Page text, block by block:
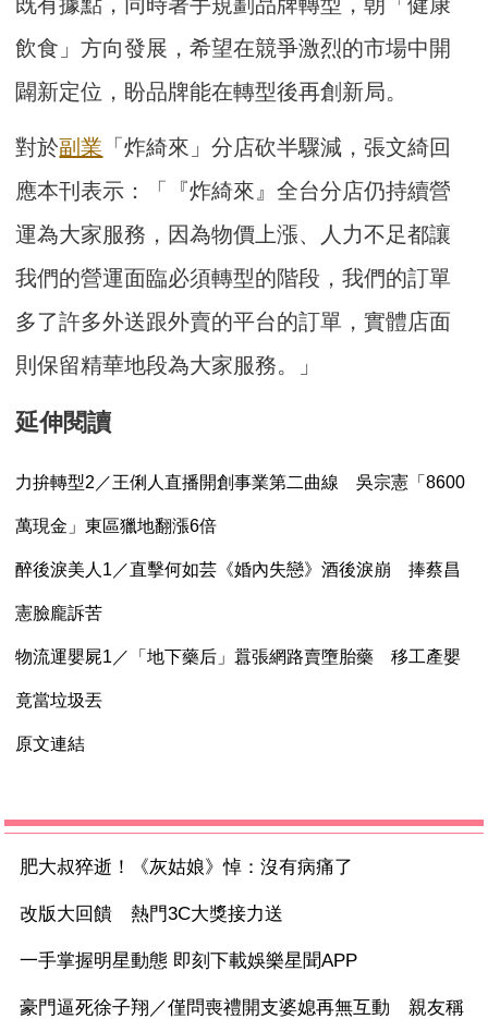
飲食」方向發展，希望在競爭激烈的市場中開
闢新定位，盼品牌能在轉型後再創新局。
對於副業 「炸綺來」分店砍半驟減，張文綺回
應本刊表示：「『炸綺來』全台分店仍持續營
運為大家服務，因為物價上漲、人力不足都讓
我們的營運面臨必須轉型的階段，我們的訂單
多了許多外送跟外賣的平台的訂單，實體店面
則保留精華地段為大家服務。」
延伸閱讀
力拚轉型2／王俐人直播開創事業第二曲線 吳宗憲「8600
萬現金」東區獵地翻漲6倍
醉後淚美人1／直擊何如芸《婚內失戀》酒後淚崩 捧蔡昌
憲臉龐訴苦
物流運嬰屍1／「地下藥后」囂張網路賣墮胎藥 移工產嬰
竟當垃圾丟
原文連結
肥大叔猝逝！《灰姑娘》悼：沒有病痛了
改版大回饋 熱門3C大獎接力送
一手掌握明星動態 即刻下載娛樂星聞APP
豪門逼死徐子翔／僅問喪禮開支婆媳再無互動 親友稱